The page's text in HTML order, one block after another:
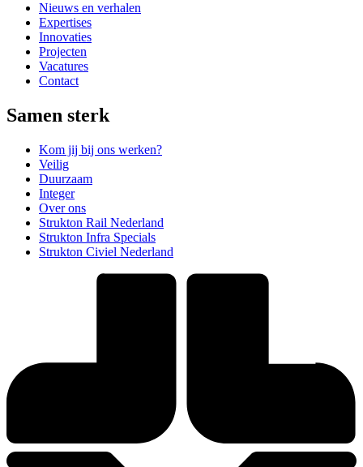
Nieuws en verhalen
Expertises
Innovaties
Projecten
Vacatures
Contact
Samen sterk
Kom jij bij ons werken?
Veilig
Duurzaam
Integer
Over ons
Strukton Rail Nederland
Strukton Infra Specials
Strukton Civiel Nederland